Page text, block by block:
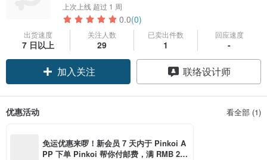
上次上线 超过 1 周
0.0(0)
出货速度
7 日以上
关注人数
29
已卖出件数
1
回应速度
-
加入关注 联络设计师
优惠活动 看全部 (1)
免运优惠来啰！新会员 7 天内于 Pinkoi A
PP 下单 Pinkoi 帮你付邮费，满 RMB 25